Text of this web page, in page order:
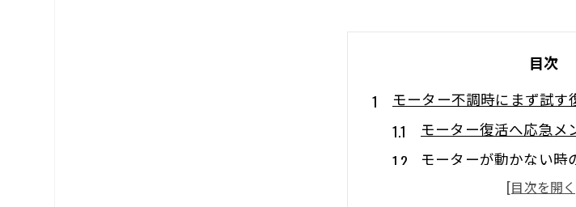
目次
モーター不調時にまず試す
モーター復活へ応急メ
モーターが動かない時
ブーン音のモーター対